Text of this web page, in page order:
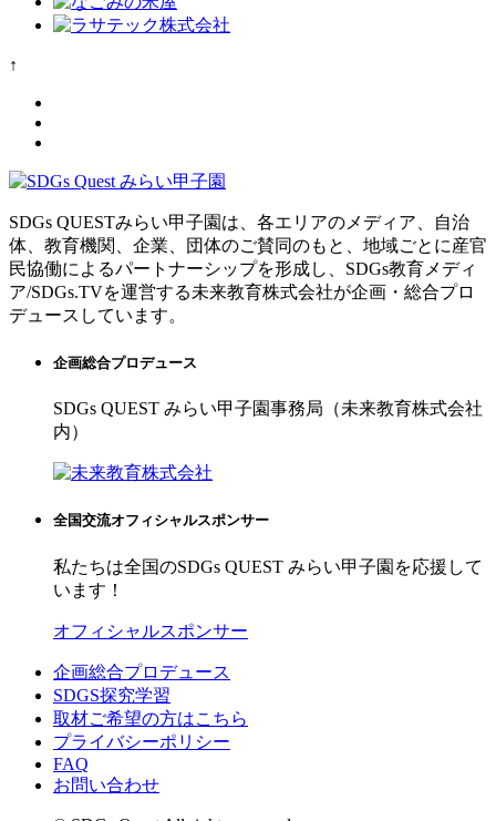
↑
SDGs QUESTみらい甲子園は、各エリアのメディア、自治
体、教育機関、企業、団体のご賛同のもと、地域ごとに産官
民協働によるパートナーシップを形成し、SDGs教育メディ
ア/SDGs.TVを運営する未来教育株式会社が企画・総合プロ
デュースしています。
企画総合プロデュース
SDGs QUEST みらい甲子園事務局（未来教育株式会社
内）
全国交流オフィシャルスポンサー
私たちは全国のSDGs QUEST みらい甲子園を応援して
います！
オフィシャルスポンサー
企画総合プロデュース
SDGS探究学習
取材ご希望の方はこちら
プライバシーポリシー
FAQ
お問い合わせ